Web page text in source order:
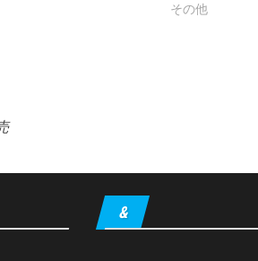
その他
&